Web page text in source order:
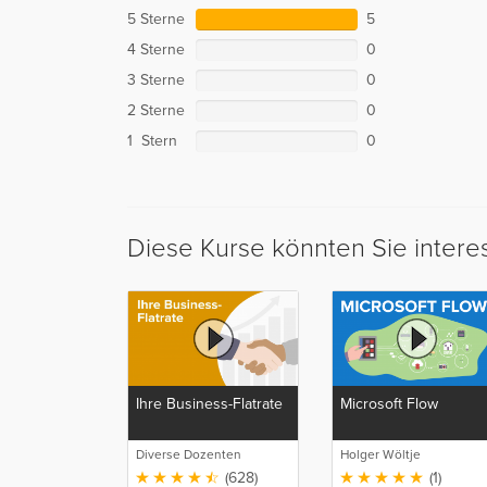
5 Sterne
5
4 Sterne
0
3 Sterne
0
2 Sterne
0
1 Stern
0
Diese Kurse könnten Sie
Ihre Business-Flatrate
Diverse Dozenten
(628)
Microsoft Flow
Holger Wöltje
(1)